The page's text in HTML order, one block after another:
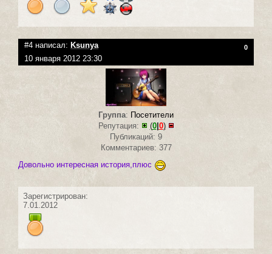
#4 написал: Ksunya 0
10 января 2012 23:30
Группа: Посетители
Репутация:
(0|0)
Публикаций: 9
Комментариев: 377
Довольно интересная история,плюс
Зарегистрирован:
7.01.2012